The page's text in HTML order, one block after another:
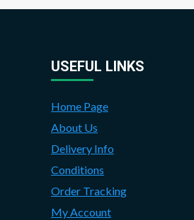
USEFUL LINKS
Home Page
About Us
Delivery Info
Conditions
Order Tracking
My Account